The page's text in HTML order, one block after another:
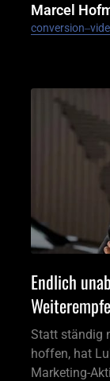
Marcel
conversion‒
Endlich
Statt ständig
hoffen, hat
Marketing-